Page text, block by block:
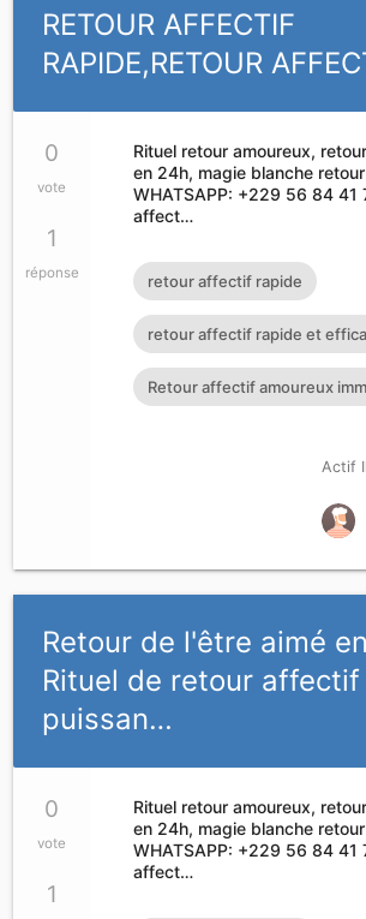
RETOUR AFFECTIF
RAPIDE,RETOUR
0
vote
1
réponse
Rituel retour amoureux,
en 24h, magie blanche
WHATSAPP: +229 56 84 41
affect…
retour affectif rapide
retour affectif rapide et
Retour affectif amoureux
Actif
Retour de l'être aimé
Rituel de retour affectif
puissan…
0
vote
1
Rituel retour amoureux,
en 24h, magie blanche
WHATSAPP: +229 56 84 41
affect…